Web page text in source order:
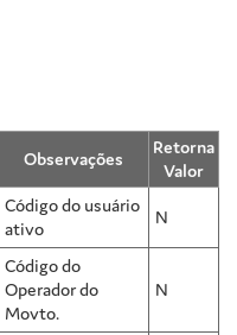
Observações
Retorna
Valor
Código do usuário
ativo
N
Código do
Operador do
Movto.
N